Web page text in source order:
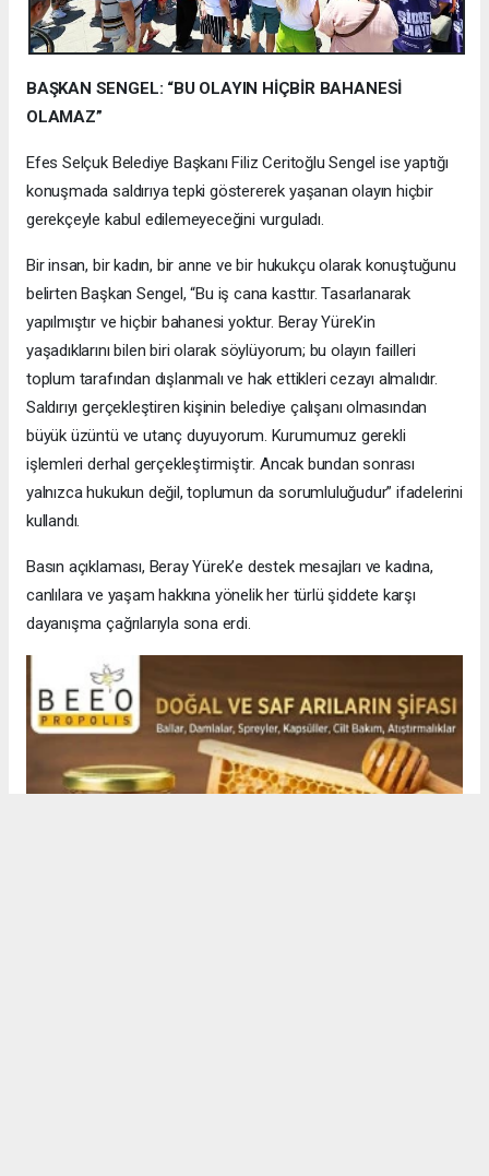
BAŞKAN SENGEL: “BU OLAYIN HİÇBİR BAHANESİ
OLAMAZ”
Efes Selçuk Belediye Başkanı Filiz Ceritoğlu Sengel ise yaptığı
konuşmada saldırıya tepki göstererek yaşanan olayın hiçbir
gerekçeyle kabul edilemeyeceğini vurguladı.
Bir insan, bir kadın, bir anne ve bir hukukçu olarak konuştuğunu
belirten Başkan Sengel, “Bu iş cana kasttır. Tasarlanarak
yapılmıştır ve hiçbir bahanesi yoktur. Beray Yürek’in
yaşadıklarını bilen biri olarak söylüyorum; bu olayın failleri
toplum tarafından dışlanmalı ve hak ettikleri cezayı almalıdır.
Saldırıyı gerçekleştiren kişinin belediye çalışanı olmasından
büyük üzüntü ve utanç duyuyorum. Kurumumuz gerekli
işlemleri derhal gerçekleştirmiştir. Ancak bundan sonrası
yalnızca hukukun değil, toplumun da sorumluluğudur” ifadelerini
kullandı.
Basın açıklaması, Beray Yürek’e destek mesajları ve kadına,
canlılara ve yaşam hakkına yönelik her türlü şiddete karşı
dayanışma çağrılarıyla sona erdi.